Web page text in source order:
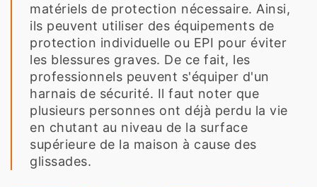
matériels de protection nécessaire. Ainsi,
ils peuvent utiliser des équipements de
protection individuelle ou EPI pour éviter
les blessures graves. De ce fait, les
professionnels peuvent s'équiper d'un
harnais de sécurité. Il faut noter que
plusieurs personnes ont déjà perdu la vie
en chutant au niveau de la surface
supérieure de la maison à cause des
glissades.